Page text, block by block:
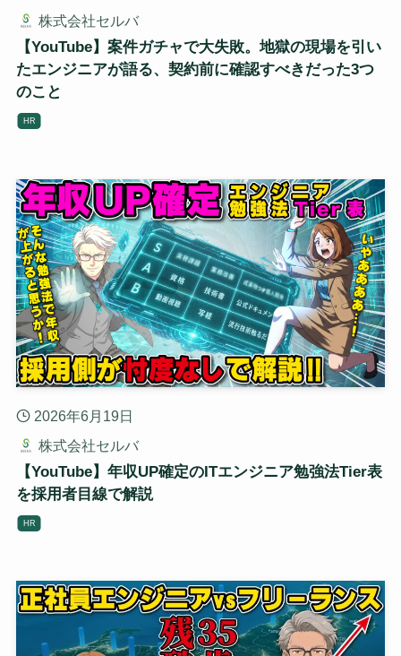
株式会社セルバ
【YouTube】案件ガチャで大失敗。地獄の現場を引い
たエンジニアが語る、契約前に確認すべきだった3つ
のこと
HR
2026年6月19日
株式会社セルバ
【YouTube】年収UP確定のITエンジニア勉強法Tier表
を採用者目線で解説
HR